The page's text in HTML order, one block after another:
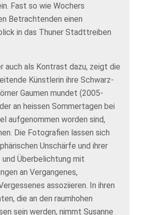
Fast so wie Wochers
Betrachtenden einen
in das Thuner Stadttreiben
auch als Kontrast dazu, zeigt die
Künstlerin ihre Schwarz-
Gaumen mundet (2005-
an heissen Sommertagen bei
aufgenommen worden sind,
Die Fotografien lassen sich
Unschärfe und ihrer
Überbelichtung mit
an Vergangenes,
assoziieren. In ihren
die an den raumhohen
sein werden, nimmt Susanne